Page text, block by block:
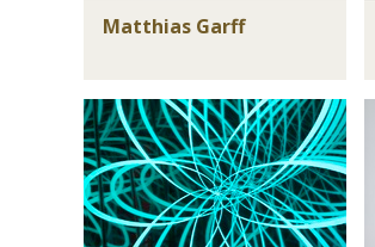
Matthias Garff